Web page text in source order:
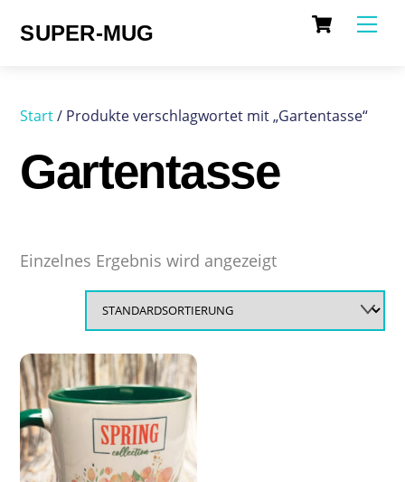
Cart
SUPER-MUG
Start/ Produkte verschlagwortet mit „Gartentasse“
Gartentasse
Einzelnes Ergebnis wird angezeigt